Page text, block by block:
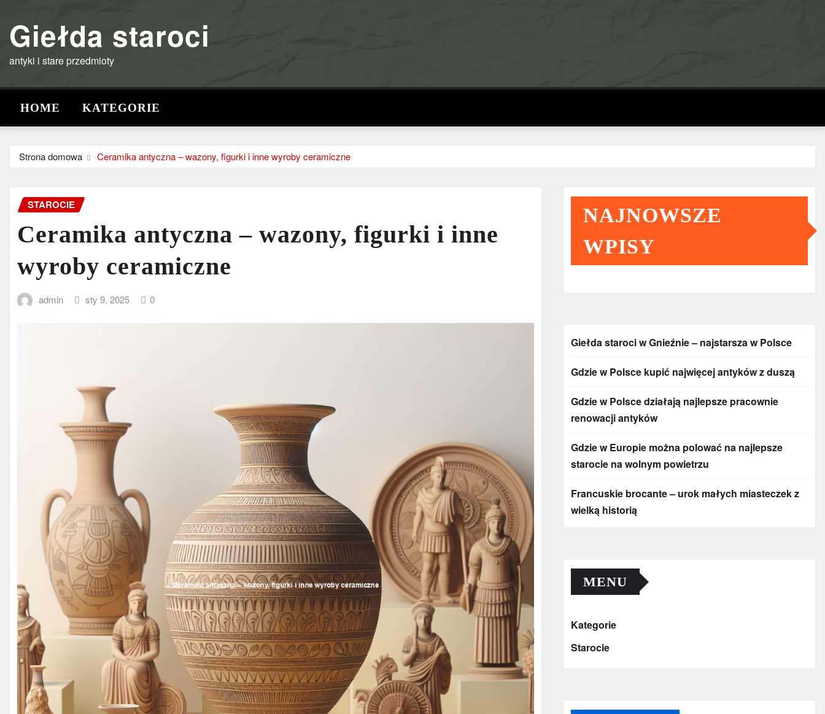
treściGiełda staroci
antyki i stare przedmioty
HOME KATEGORIE
Strona domowa Ceramika antyczna – wazony, figurki i inne wyroby ceramiczne
STAROCIE
Ceramika antyczna – wazony, figurki i inne
wyroby ceramiczne
admin sty 9, 2025 0
NAJNOWSZE
WPISY
Giełda staroci w Gnieźnie – najstarsza w Polsce
Gdzie w Polsce kupić najwięcej antyków z duszą
Gdzie w Polsce działają najlepsze pracownie
renowacji antyków
Gdzie w Europie można polować na najlepsze
starocie na wolnym powietrzu
Francuskie brocante – urok małych miasteczek z
wielką historią
MENU
Kategorie
Starocie